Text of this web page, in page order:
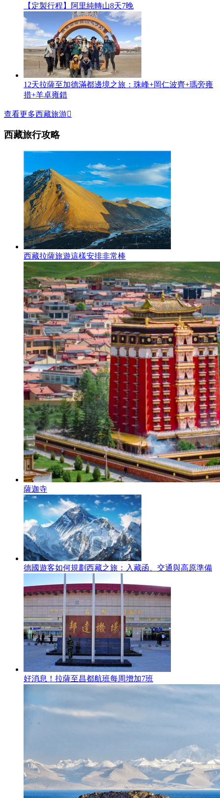
【定製行程】阿里純轉山8天7晚
12天拉薩至加德滿都邊境之旅：珠峰+岡仁波齊+瑪旁雍
措+羊卓雍錯
查看更多西藏旅游
西藏旅行攻略
西藏拉薩旅遊這樣安排非常棒
薩迦寺
德國遊客如何規劃西藏之旅：入藏函、交通與高原準備
好消息！拉薩至昌都航班每周增加7班